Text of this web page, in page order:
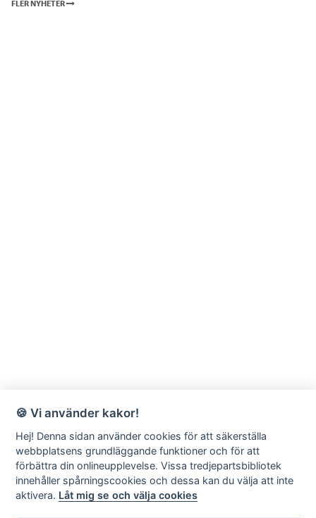
FLER NYHETER
🍪 Vi använder kakor!
Hej! Denna sidan använder cookies för att säkerställa
webbplatsens grundläggande funktioner och för att
förbättra din onlineupplevelse. Vissa tredjepartsbibliotek
innehåller spårningscookies och dessa kan du välja att inte
aktivera. Låt mig se och välja cookies